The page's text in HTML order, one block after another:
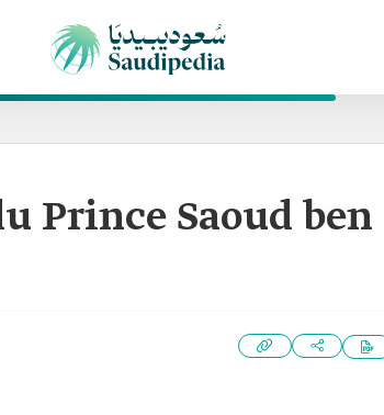
Prince Saoud ben